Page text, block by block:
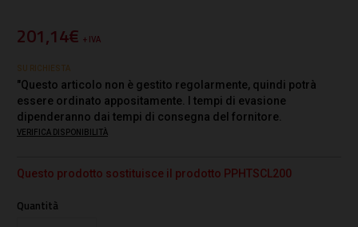
201,14€ + IVA
SU RICHIESTA
"Questo articolo non è gestito regolarmente, quindi potrà
essere ordinato appositamente. I tempi di evasione
dipenderanno dai tempi di consegna del fornitore.
VERIFICA DISPONIBILITÀ
Questo prodotto sostituisce il prodotto PPHTSCL200
Quantità